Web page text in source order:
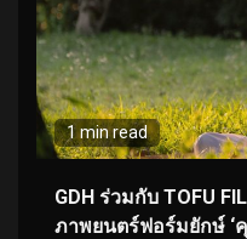
1 min read
GDH ร่วมกับ TOFU
ภาพยนตร์ฟอร์มยักษ์ ‘